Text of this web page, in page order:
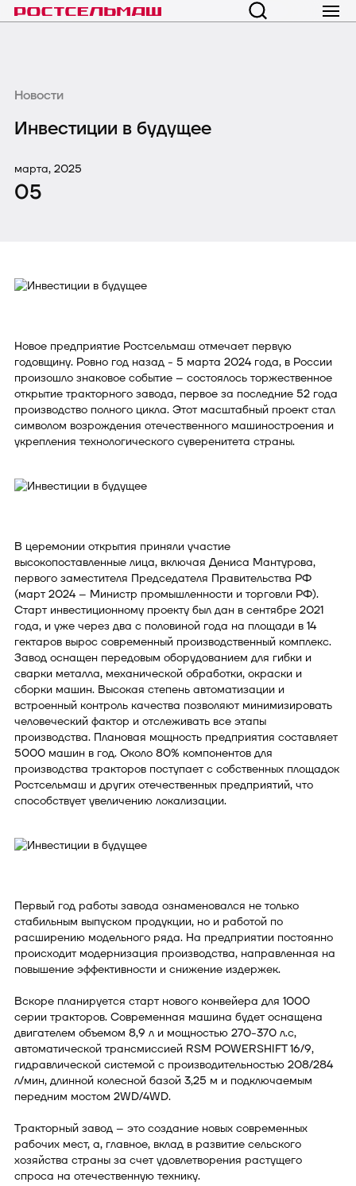
Новости
Инвестиции в будущее
марта, 2025
05
Новое предприятие Ростсельмаш отмечает первую
годовщину. Ровно год назад - 5 марта 2024 года, в России
произошло знаковое событие – состоялось торжественное
открытие тракторного завода, первое за последние 52 года
производство полного цикла. Этот масштабный проект стал
символом возрождения отечественного машиностроения и
укрепления технологического суверенитета страны.
В церемонии открытия приняли участие
высокопоставленные лица, включая Дениса Мантурова,
первого заместителя Председателя Правительства РФ
(март 2024 – Министр промышленности и торговли РФ).
Старт инвестиционному проекту был дан в сентябре 2021
года, и уже через два с половиной года на площади в 14
гектаров вырос современный производственный комплекс.
Завод оснащен передовым оборудованием для гибки и
сварки металла, механической обработки, окраски и
сборки машин. Высокая степень автоматизации и
встроенный контроль качества позволяют минимизировать
человеческий фактор и отслеживать все этапы
производства. Плановая мощность предприятия составляет
5000 машин в год. Около 80% компонентов для
производства тракторов поступает с собственных площадок
Ростсельмаш и других отечественных предприятий, что
способствует увеличению локализации.
Первый год работы завода ознаменовался не только
стабильным выпуском продукции, но и работой по
расширению модельного ряда. На предприятии постоянно
происходит модернизация производства, направленная на
повышение эффективности и снижение издержек.
Вскоре планируется старт нового конвейера для 1000
серии тракторов. Современная машина будет оснащена
двигателем объемом 8,9 л и мощностью 270-370 л.с,
автоматической трансмиссией RSM POWERSHIFT 16/9,
гидравлической системой с производительностью 208/284
л/мин, длинной колесной базой 3,25 м и подключаемым
передним мостом 2WD/4WD.
Тракторный завод – это создание новых современных
рабочих мест, а, главное, вклад в развитие сельского
хозяйства страны за счет удовлетворения растущего
спроса на отечественную технику.